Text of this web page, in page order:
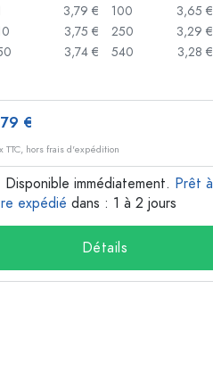
3,79 €
3,75 €
3,74 €
100
3,65 €
250
3,29 €
540
3,28 €
€
TTC, hors frais d'expédition
Disponible immédiatement. Prêt à
expédié dans : 1 à 2 jours
Détails